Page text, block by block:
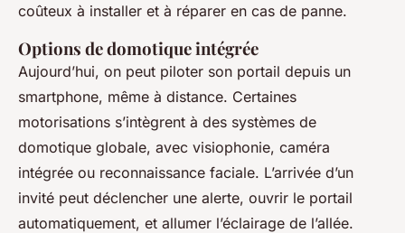
coûteux à installer et à réparer en cas de panne.
Options de domotique intégrée
Aujourd’hui, on peut piloter son portail depuis un
smartphone, même à distance. Certaines
motorisations s’intègrent à des systèmes de
domotique globale, avec visiophonie, caméra
intégrée ou reconnaissance faciale. L’arrivée d’un
invité peut déclencher une alerte, ouvrir le portail
automatiquement, et allumer l’éclairage de l’allée.